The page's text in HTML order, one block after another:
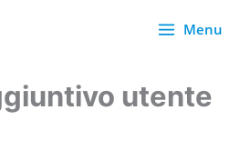
Menu
utente